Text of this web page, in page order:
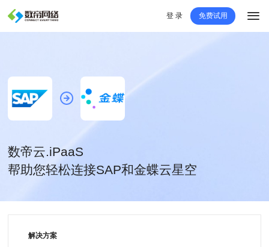
登 录 免费试用
数帝云.iPaaS
帮助您轻松连接SAP和金蝶云星空
解决方案